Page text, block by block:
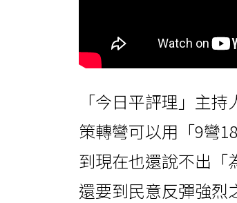
「今日平評理」主
策轉彎可以用「9彎
到現在也還說不出「
還要到民意反彈強烈